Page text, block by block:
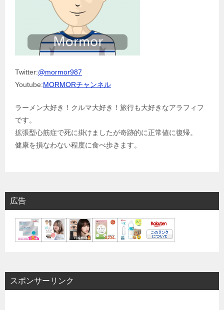
Twitter:@mormor987
Youtube:MORMORチャンネル
ラーメン大好き！クルマ大好き！旅行も大好きなアラフィフ
です。
拡張型心筋症で死に掛けましたが奇跡的に正常値に復帰。
健康を損なわない程度に食べ歩きます。
広告
スポンサーリンク